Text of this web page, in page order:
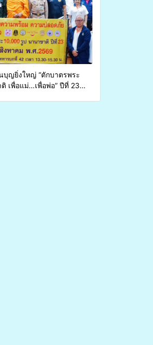
ญยิ่งใหญ่ “ตักบาตรพระ
เพื่อแม่…เพื่อพ่อ” ปีที่ 23